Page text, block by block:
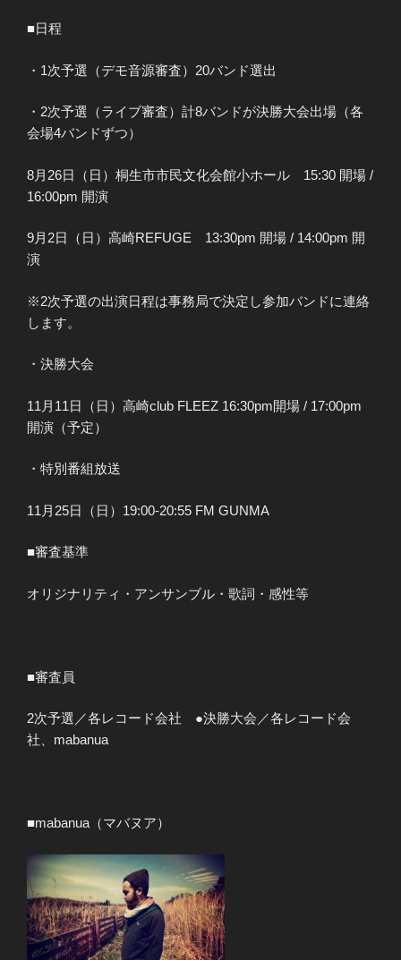
■日程
・1次予選（デモ音源審査）20バンド選出
・2次予選（ライブ審査）計8バンドが決勝大会出場（各
会場4バンドずつ）
8月26日（日）桐生市市民文化会館小ホール 15:30 開場 /
16:00pm 開演
9月2日（日）高崎REFUGE 13:30pm 開場 / 14:00pm 開
演
※2次予選の出演日程は事務局で決定し参加バンドに連絡
します。
・決勝大会
11月11日（日）高崎club FLEEZ 16:30pm開場 / 17:00pm
開演（予定）
・特別番組放送
11月25日（日）19:00-20:55 FM GUNMA
■審査基準
オリジナリティ・アンサンブル・歌詞・感性等
■審査員
2次予選／各レコード会社 ●決勝大会／各レコード会
社、mabanua
■mabanua（マバヌア）